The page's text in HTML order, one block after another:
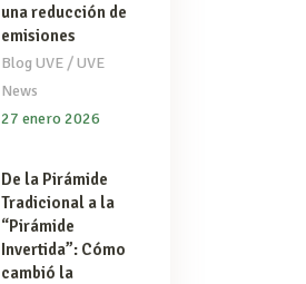
una reducción de
emisiones
Blog UVE/UVE
News
27 enero 2026
De la Pirámide
Tradicional a la
“Pirámide
Invertida”: Cómo
cambió la